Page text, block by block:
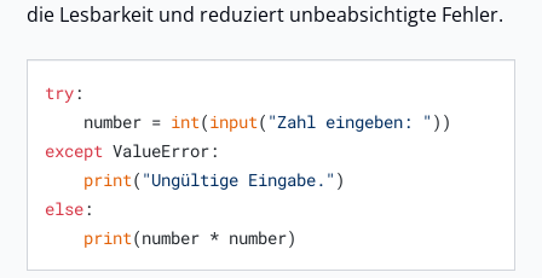
die Lesbarkeit und reduziert unbeabsichtigte Fehler.
try:
    number =
int(input( "Zahl eingeben: "
except ValueError:
print( "Ungültige Eingabe."
else:
print